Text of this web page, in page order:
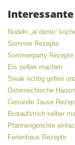
Nudeln „al dente“
Sommer Rezepte
Sommerparty Rezepte
Eis selber machen
Steak richtig grillen
Österreichische
Gesunde Jause
Brotaufstrich selber
Pfannengerichte
Ferienhaus Rezepte